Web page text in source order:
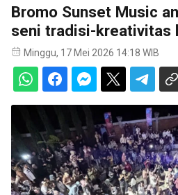
Bromo Sunset Music
seni tradisi-kreativitas
Minggu, 17 Mei 2026 14:18 WIB